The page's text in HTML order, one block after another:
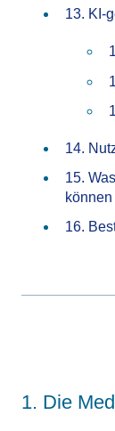
13. KI-
14.
15.
können
16.
1. Die